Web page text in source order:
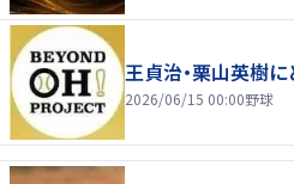
王貞治・栗山英樹
2026/06/15 00:00野球